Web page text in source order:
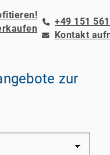
+49 151
Kontakt
zur